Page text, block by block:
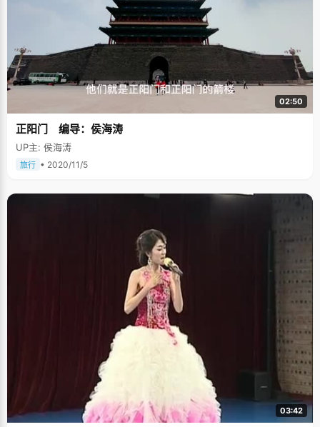
02:50
正阳门 编导：侯海涛
UP主: 侯海涛
旅行 • 2020/11/5
03:42